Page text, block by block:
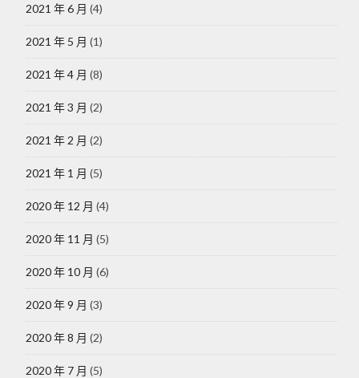
2021 年 6 月 (4)
2021 年 5 月 (1)
2021 年 4 月 (8)
2021 年 3 月 (2)
2021 年 2 月 (2)
2021 年 1 月 (5)
2020 年 12 月 (4)
2020 年 11 月 (5)
2020 年 10 月 (6)
2020 年 9 月 (3)
2020 年 8 月 (2)
2020 年 7 月 (5)